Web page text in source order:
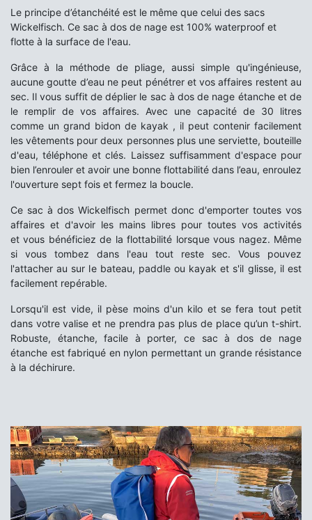
Le principe d’étanchéité est le même que celui des sacs
Wickelfisch. Ce sac à dos de nage est 100% waterproof et
flotte à la surface de l'eau.
Grâce à la méthode de pliage, aussi simple qu'ingénieuse,
aucune goutte d’eau ne peut pénétrer et vos affaires restent au
sec. Il vous suffit de déplier le sac à dos de nage étanche et de
le remplir de vos affaires. Avec une capacité de 30 litres
comme un grand bidon de kayak , il peut contenir facilement
les vêtements pour deux personnes plus une serviette, bouteille
d'eau, téléphone et clés. Laissez suffisamment d'espace pour
bien l’enrouler et avoir une bonne flottabilité dans l’eau, enroulez
l'ouverture sept fois et fermez la boucle.
Ce sac à dos Wickelfisch permet donc d'emporter toutes vos
affaires et d'avoir les mains libres pour toutes vos activités
et vous bénéficiez de la flottabilité lorsque vous nagez. Même
si vous tombez dans l'eau tout reste sec. Vous pouvez
l'attacher au sur le bateau, paddle ou kayak et s'il glisse, il est
facilement repérable.
Lorsqu'il est vide, il pèse moins d'un kilo et se fera tout petit
dans votre valise et ne prendra pas plus de place qu’un t-shirt.
Robuste, étanche, facile à porter, ce sac à dos de nage
étanche est fabriqué en nylon permettant un grande résistance
à la déchirure.